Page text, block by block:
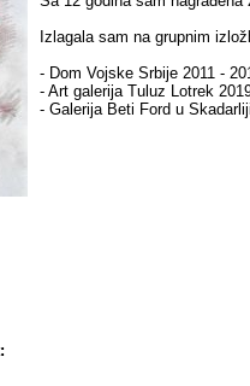
Izlagala sam na grupnim
- Dom Vojske Srbije 2011 -
- Art galerija Tuluz Lotrek
- Galerija Beti Ford u